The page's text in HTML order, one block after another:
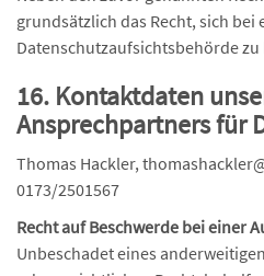
grundsätzlich das Recht, sich bei
Datenschutzaufsichtsbehörde zu
16. Kontaktdaten
Ansprechpartners für
Thomas Hackler,
0173/2501567
Recht auf Beschwerde bei einer
Unbeschadet eines